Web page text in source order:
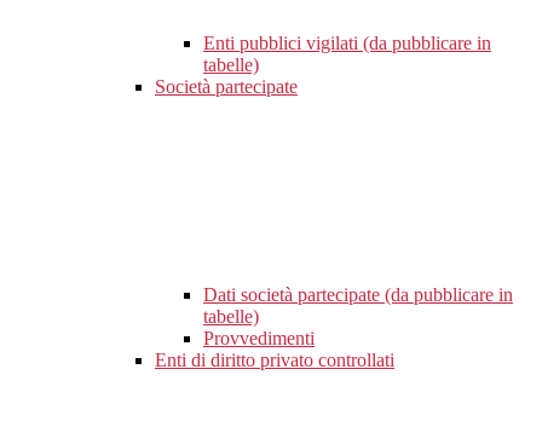
Enti pubblici vigilati (da pubblicare in
tabelle)
Società partecipate
Dati società partecipate (da pubblicare in
tabelle)
Provvedimenti
Enti di diritto privato controllati